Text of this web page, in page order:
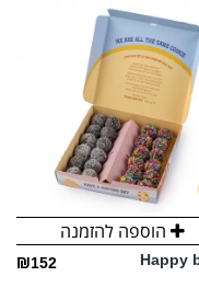
הוספה להזמנה
Happy
₪152